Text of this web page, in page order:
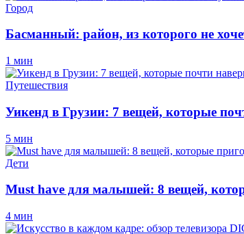
Город
Басманный: район, из которого не
1 мин
Путешествия
Уикенд в Грузии: 7 вещей, которые
5 мин
Дети
Must have для малышей: 8 вещей,
4 мин